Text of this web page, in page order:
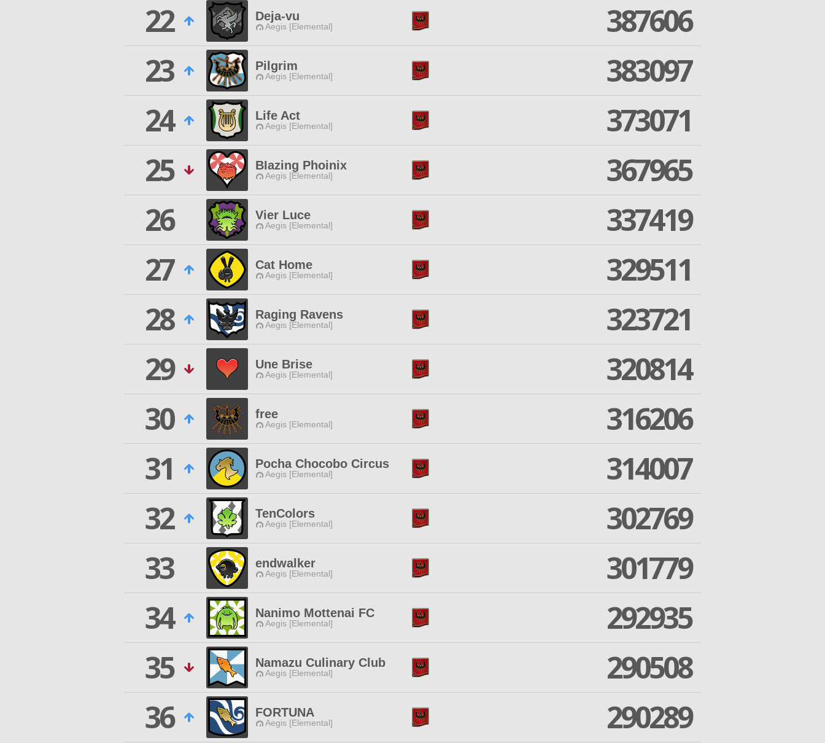
22
Deja-vu
Aegis [Elemental]
387606
23
Pilgrim
Aegis [Elemental]
383097
24
Life Act
Aegis [Elemental]
373071
25
BIazing Phoinix
Aegis [Elemental]
367965
26
Vier Luce
Aegis [Elemental]
337419
27
Cat Home
Aegis [Elemental]
329511
28
Raging Ravens
Aegis [Elemental]
323721
29
Une Brise
Aegis [Elemental]
320814
30
free
Aegis [Elemental]
316206
31
Pocha Chocobo Circus
Aegis [Elemental]
314007
32
TenColors
Aegis [Elemental]
302769
33
endwalker
Aegis [Elemental]
301779
34
Nanimo Mottenai FC
Aegis [Elemental]
292935
35
Namazu Culinary Club
Aegis [Elemental]
290508
36
FORTUNA
Aegis [Elemental] 290289